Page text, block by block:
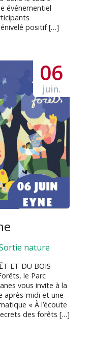
événementiel
positif […]
06
juin.
nature
ET DU BOIS
le Parc
vous invite à la
après-midi et une
« À l’écoute
des forêts […]